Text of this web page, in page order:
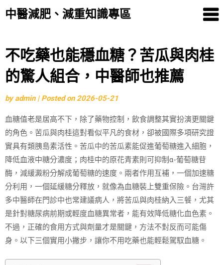
中醫減肥、減重知識專區
Skip
content
不吃藥也能穩血糖？苦瓜與肉桂
的驚人組合，中醫師也推薦
byadmin | Posted on2026-05-21
血糖值老是居高不下，除了藥物控制，飲食調整其實扮演更關鍵
的角色。苦瓜與肉桂這對看似平凡的食材，卻被國際多項研究證
實具有類胰島素活性。苦瓜中的苦瓜素能促進葡萄糖進入細胞，
降低血液中糖分濃度；肉桂中的原花青素則可抑制α-葡萄糖苷
酶，減緩澱粉分解成葡萄糖的速度。兩者作用互補，一個加速糖
分利用，一個延緩糖分釋放，就像為血糖裝上雙重保險。台灣許
多中醫師在門診中也常建議病人，將苦瓜與肉桂納入三餐，尤其
是針對糖尿病前期或輕度血糖異常者，能有效降低糖化血色素。
不過，正確的食用方式與劑量才是關鍵，方法不對反而可能傷
身。以下三個實用小撇步，讓你不用吃藥也能輕鬆駕馭血糖。